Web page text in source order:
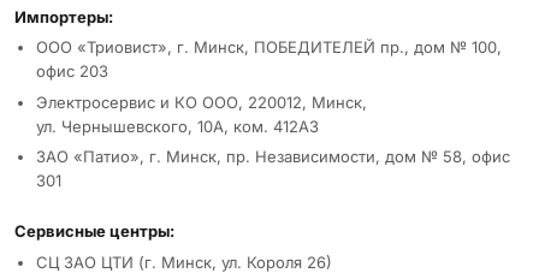
Реквизиты и условия
Импортеры:
ООО «Триовист», г. Минск, ПОБЕДИТЕЛЕЙ пр., дом № 100,
офис 203
Электросервис и КО ООО, 220012, Минск,
ул. Чернышевского, 10А, ком. 412А3
ЗАО «Патио», г. Минск, пр. Независимости, дом № 58, офис
301
Сервисные центры:
СЦ ЗАО ЦТИ (г. Минск, ул. Короля 26)